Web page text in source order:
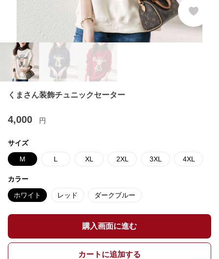
くまさん装飾チュニックセーター
4,000 円
サイズ
M L XL 2XL 3XL 4XL
カラー
ホワイト レッド ダークブルー
購入画面に進む
カートに追加する